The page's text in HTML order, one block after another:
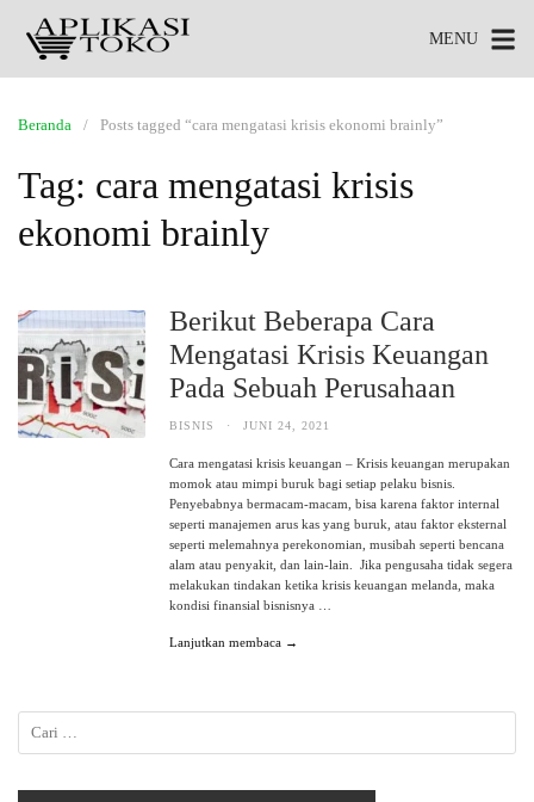
MENU
Beranda Posts tagged “cara mengatasi krisis ekonomi brainly”
Tag: cara mengatasi krisis
ekonomi brainly
Berikut Beberapa Cara
Mengatasi Krisis Keuangan
Pada Sebuah Perusahaan
BISNIS · JUNI 24, 2021
Cara mengatasi krisis keuangan – Krisis keuangan merupakan
momok atau mimpi buruk bagi setiap pelaku bisnis.
Penyebabnya bermacam-macam, bisa karena faktor internal
seperti manajemen arus kas yang buruk, atau faktor eksternal
seperti melemahnya perekonomian, musibah seperti bencana
alam atau penyakit, dan lain-lain. Jika pengusaha tidak segera
melakukan tindakan ketika krisis keuangan melanda, maka
kondisi finansial bisnisnya …
Lanjutkan membaca →